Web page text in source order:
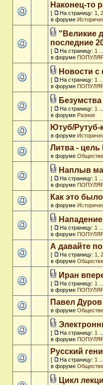
Наконец-то
[ На страницу: 1 2
в форуме
"Великие
последние
[ На страницу: 1
в форуме
Новости с
[ На страницу: 1
в форуме
[ На страницу: 1
в форуме Разное
Ютуб/Рутуб-
в форуме
Литва -
в форуме
Наплыв
[ На страницу: 1
в форуме
Как это
в форуме
[ На страницу: 1
в форуме
А давайте
[ На страницу: 1 2
в форуме
Иран
[ На страницу: 1
в форуме
Павел
в форуме
[ На страницу: 1
в форуме
Русский
[ На страницу: 1
в форуме
Цикл